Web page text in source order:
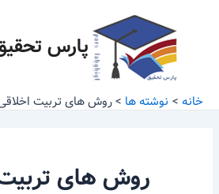
پارس
خانه نوشته ها روش های تربیت اخلاقی
روش های تربیت